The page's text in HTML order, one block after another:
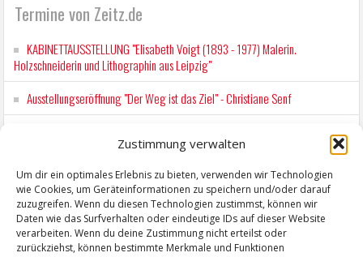
Zustimmung verwalten
Um dir ein optimales Erlebnis zu bieten, verwenden wir Technologien
wie Cookies, um Geräteinformationen zu speichern und/oder darauf
zuzugreifen. Wenn du diesen Technologien zustimmst, können wir
Daten wie das Surfverhalten oder eindeutige IDs auf dieser Website
verarbeiten. Wenn du deine Zustimmung nicht erteilst oder
zurückziehst, können bestimmte Merkmale und Funktionen
Termine von Zeitz.de
KABINETTAUSSTELLUNG "Elisabeth Voigt (1893 - 1977) Malerin.
Holzschneiderin und Lithographin aus Leipzig"
Ausstellungseröffnung "Der Weg ist das Ziel" - Christiane Senf
Kunstfest Zeitz